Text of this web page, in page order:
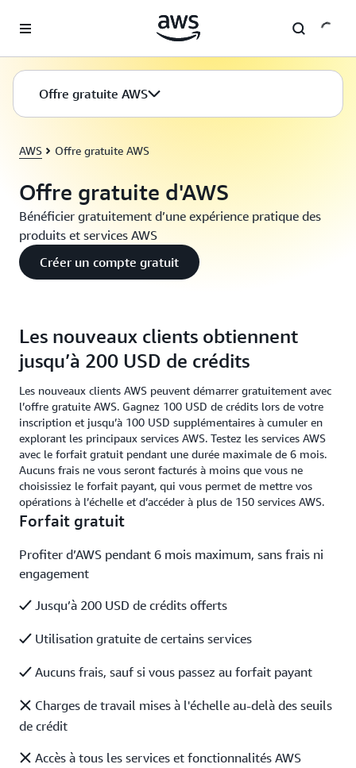
Offre gratuite AWS
AWS Offre gratuite AWS
Offre gratuite d'AWS
Bénéficier gratuitement d’une expérience pratique des
produits et services AWS
Créer un compte gratuit
Les nouveaux clients obtiennent
jusqu’à 200 USD de crédits
Les nouveaux clients AWS peuvent démarrer gratuitement avec
l’offre gratuite AWS. Gagnez 100 USD de crédits lors de votre
inscription et jusqu’à 100 USD supplémentaires à cumuler en
explorant les principaux services AWS. Testez les services AWS
avec le forfait gratuit pendant une durée maximale de 6 mois.
Aucuns frais ne vous seront facturés à moins que vous ne
choisissiez le forfait payant, qui vous permet de mettre vos
opérations à l’échelle et d’accéder à plus de 150 services AWS.
Forfait gratuit
Profiter d’AWS pendant 6 mois maximum, sans frais ni
engagement
Jusqu’à 200 USD de crédits offerts
Utilisation gratuite de certains services
Aucuns frais, sauf si vous passez au forfait payant
Charges de travail mises à l'échelle au-delà des seuils
de crédit
Accès à tous les services et fonctionnalités AWS